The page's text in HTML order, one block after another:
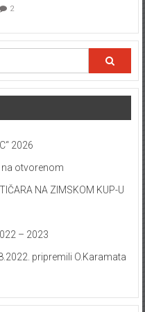
2
2026
na otvorenom
NA ZIMSKOM KUP-U
– 2023
pripremili O.Karamata